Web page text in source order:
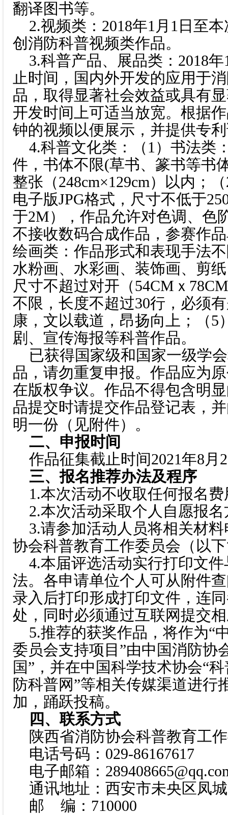
翻译图书等。
2.视频类：2018年1月1日至
创消防科普视频类作品。
3.科普产品、展品类：2018
止时间，国内外开发的应用于
品，取得显著社会效益或具有
开发时间上可适当放宽。根据
钟的视频以便展示，并提供专
4.科普文化类：（1）书法类
件，书体不限(草书、篆书等书
整张（248cm×129cm）以内；
电子版JPG格式，尺寸不低于
于2M），作品允许对色调、色
不接收数码合成作品，参赛作
绘画类：作品形式和表现手法
水粉画、水彩画、装饰画、剪
尺寸不超过对开（54CMｘ
不限，长度不超过30行，必须
康，文以载道，昂扬向上；（5
剧、宣传海报等科普作品。
已获得国家级和国家一级学
品，请勿重复申报。作品应为
在版权争议。作品不得包含明
品提交时请提交作品登记表，
明一份（见附件）。
二、申报时间
作品征集截止时间2021年8月
三、报名推荐办法及程序
1.本次活动不收取任何报名费
2.本次活动采取个人自愿报名
3.请参加活动人员将相关材
协会科普教育工作委员会（以
4.本届评选活动实行打印文
法。各申请单位个人可从附件
录入后打印形成打印文件，连
处，同时必须通过互联网提交
5.推荐的获奖作品，将作为“
委员会支持项目”由中国消防协
国”，并在中国科学技术协会“
防科普网”等相关传媒渠道进行
加，踊跃投稿。
四、联系方式
陕西省消防协会科普教育工
电话号码：029-86167617
电子邮箱：
通讯地址：西安市未央区凤
邮 编：710000